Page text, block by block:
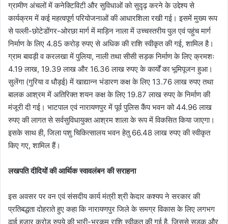
ग्रामीण अंचलों में कनेक्टिविटी और सुविधाओं को सुदृढ़ करने के उद्देश्य से
कार्यक्रम में कई महत्वपूर्ण परियोजनाओं की आधारशिला रखी गई। इसमें मुख्य रूप
से पल्ली-छोटेडोंगर-ओरछा मार्ग में माड़िन नाला में उच्चस्तरीय पुल एवं पहुंच मार्ग
निर्माण के लिए 4.85 करोड़ रुपए से अधिक की राशि स्वीकृत की गई, शामिल है। ​
ग्राम बावड़ी व करलखा में पुलिया, नाली तथा सीसी सड़क निर्माण के लिए क्रमशः
4.19 लाख, 19.39 लाख और 16.36 लाख रुपए के कार्यों का भूमिपूजन हुआ। ​
सुलेंगा (गुरिया व धौड़ई) में खाद्यान्न भंडारण कक्ष के लिए 13.76 लाख रुपए तथा
बालक आश्रम में अतिरिक्त शयन कक्ष के लिए 19.87 लाख रुपए के निर्माण की
मंजूरी दी गई। ​भाटपाल एवं नारायणपुर में पूर्व पुलिस कैंप भवन को 44.96 लाख
रुपए की लागत से सर्वसुविधायुक्त आश्रम शाला के रूप में विकसित किया जाएगा।
इसके साथ ही, जिला पशु चिकित्सालय भवन हेतु 66.48 लाख रुपए की स्वीकृत
किए गए, शामिल हैं।
लखपति दीदियों की आर्थिक स्वावलंबन की सराहना
इस अवसर पर वन एवं संसदीय कार्य मंत्री श्री केदार कश्यप ने सरकार की
प्रतिबद्धता दोहराते हुए कहा कि नारायणपुर जिले के समग्र विकास के लिए लगभग
ढाई हजार करोड़ रुपये की भारी-भरकम राशि स्वीकृत की गई है, जिससे सड़क और